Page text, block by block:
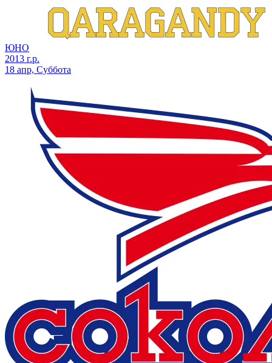
ЮНО
2013 г.р.
18 апр, Суббота